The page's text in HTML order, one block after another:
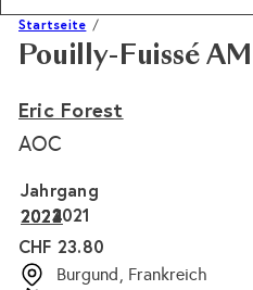
Startseite
Pouilly-Fuissé
Eric Forest
AOC
Jahrgang
2021
2024
2023
2022
Normaler
Preis
CHF 23.80
Burgund, Frankreich